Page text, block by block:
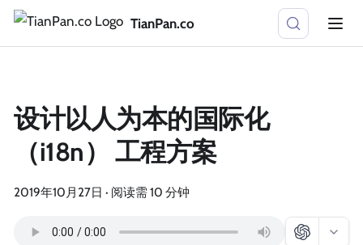
TianPan.co
设计以人为本的国际化
（i18n） 工程方案
2019年10月27日 · 阅读需 10 分钟